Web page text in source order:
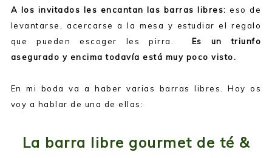
A los invitados les encantan las barras libres: eso de
levantarse, acercarse a la mesa y estudiar el regalo
que pueden escoger les pirra. Es un triunfo
asegurado y encima todavía está muy poco visto.
En mi boda va a haber varias barras libres. Hoy os
voy a hablar de una de ellas:
La barra libre gourmet de té &